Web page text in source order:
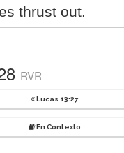
thrust out.
RVR
Lucas 13:27
En Contexto